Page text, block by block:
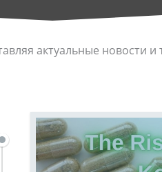
актуальные новости